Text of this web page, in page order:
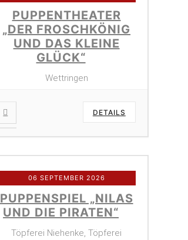
PUPPENTHEATER
„DER FROSCHKÖNIG
UND DAS KLEINE
GLÜCK“
Wettringen
DETAILS
06 SEPTEMBER 2026
PUPPENSPIEL „NILAS
UND DIE PIRATEN“
Töpferei Niehenke, Töpferei